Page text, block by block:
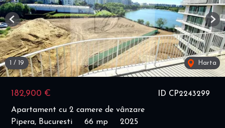
ID CP2243299
182,900 €
Apartament cu 2 camere de vânzare
Pipera, Bucuresti
66 mp 2025
1 / 19 Harta
Previous